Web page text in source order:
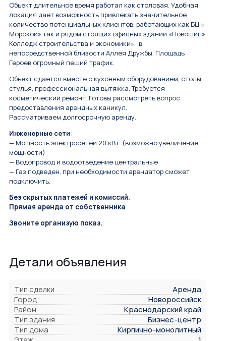
Объект длительное время работал как столовая. Удобная
локация дает возможность привлекать значительное
количество потенциальных клиентов, работающих как БЦ »
Морской» так и рядом стоящих офисных зданий «Новошип»
Колледж строительства и экономики», в
непосредственной близости Аллея Дружбы, Площадь
Героев огромный пеший трафик.
Объект сдается вместе с кухонным оборудованием, столы,
стулья, профессиональная вытяжка. Требуется
косметический ремонт. Готовы рассмотреть вопрос
предоставления арендных каникул.
Рассматриваем долгосрочную аренду.
Инженерные сети:
— Мощность электросетей 20 кВт. (возможно увеличение
мощности)
— Водопровод и водоотведение центральные
— Газ подведен, при необходимости арендатор сможет
подключить.
Без скрытых платежей и комиссий.
Прямая аренда от собственника
Звоните организую показ.
Детали объявления
Тип сделки
Аренда
Город
Новороссийск
Район
Краснодарский край
Тип здания
Бизнес-центр
Тип дома
Кирпично-монолитный